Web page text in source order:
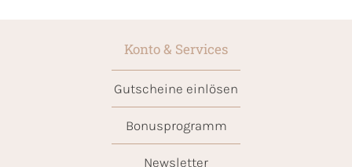
Konto & Services
Gutscheine einlösen
Bonusprogramm
Newsletter